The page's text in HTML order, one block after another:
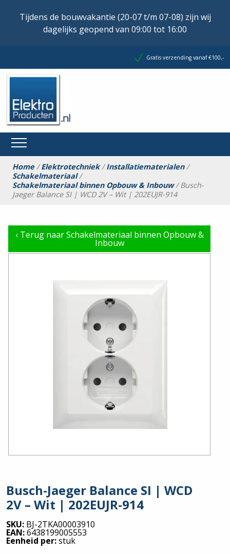
Tijdens de bouwvakantie (20-07 t/m 07-08) zijn wij
dagelijks geopend van 09:00 tot 16:00
Gratis verzending vanaf €100,-
Home/Elektrotechniek/Installatiematerialen/
Schakelmateriaal/
Schakelmateriaal binnen Opbouw & Inbouw/ Busch-
Jaeger Balance SI | WCD 2V – Wit | 202EUJR-914
‹Terug naar Schakelmateriaal binnen Opbouw &
Inbouw
Busch-Jaeger Balance SI | WCD
2V – Wit | 202EUJR-914
SKU: BJ-2TKA00003910
EAN:6438199005553
Eenheid per:stuk